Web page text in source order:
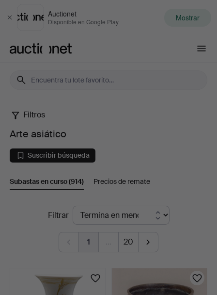
Cerrar
Auctionet
Disponible en Google Play Mostrar
Arte
asiático
Filtros
Arte asiático
Suscribir búsqueda
Subastas en curso(914) Precios de remate
SubastasFiltrar
1 … 20